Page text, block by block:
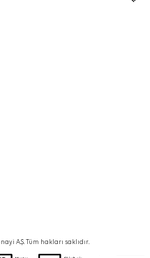
A.Ş. Tüm hakları saklıdır.